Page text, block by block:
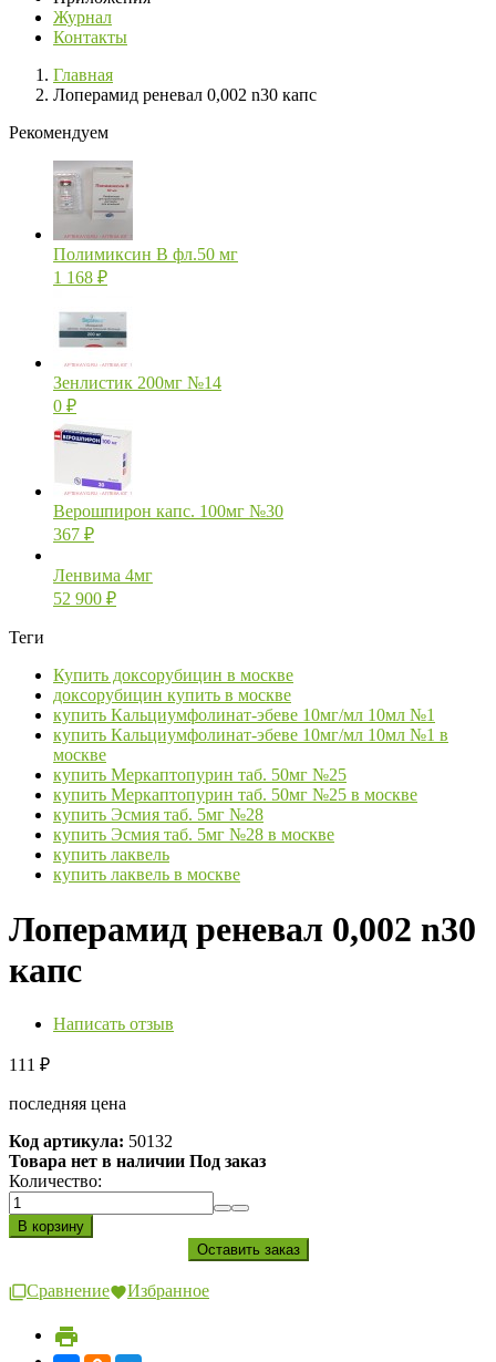
Журнал
Контакты
Главная
Лоперамид реневал 0,002 n30 капс
Рекомендуем
Полимиксин В фл.50 мг
1 168 ₽
Зенлистик 200мг №14
0 ₽
Верошпирон капс. 100мг №30
367 ₽
Ленвима 4мг
52 900 ₽
Теги
Купить доксорубицин в москве
доксорубицин купить в москве
купить Кальциумфолинат-эбеве 10мг/мл 10мл №1
купить Кальциумфолинат-эбеве 10мг/мл 10мл №1 в
москве
купить Меркаптопурин таб. 50мг №25
купить Меркаптопурин таб. 50мг №25 в москве
купить Эсмия таб. 5мг №28
купить Эсмия таб. 5мг №28 в москве
купить лаквель
купить лаквель в москве
Лоперамид реневал 0,002 n30
капс
Написать отзыв
111 ₽
последняя цена
Код артикула: 50132
Товара нет в наличии Под заказ
Количество:
Сравнение Избранное